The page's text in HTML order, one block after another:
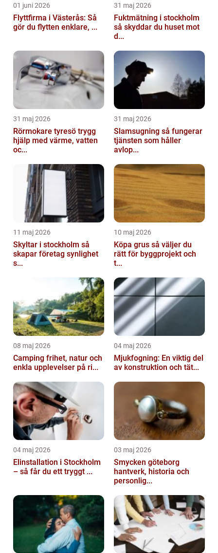
01 juni 2026
Flyttfirma i Västerås: Så
gör du flytten enklare, ...
31 maj 2026
Fuktmätning i stockholm
så skyddar du huset mot
d...
31 maj 2026
Rörmokare tyresö trygg
hjälp med värme, vatten
oc...
31 maj 2026
Slamsugning så fungerar
tjänsten som håller
avlop...
11 maj 2026
Skyltar i stockholm så
skapar företag synlighet
s...
10 maj 2026
Köpa grus så väljer du
rätt för byggprojekt och
t...
08 maj 2026
Camping frihet, natur och
enkla upplevelser på ri...
04 maj 2026
Mjukfogning: En viktig del
av konstruktion och tät...
04 maj 2026
Elinstallation i Stockholm
– så får du ett tryggt ...
03 maj 2026
Smycken göteborg
hantverk, historia och
personlig...